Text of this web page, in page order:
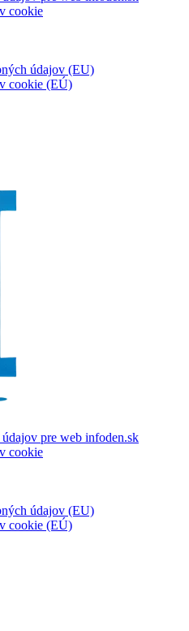
cookie
údajov (EU)
cookie (EÚ)
pre web infoden.sk
cookie
údajov (EU)
cookie (EÚ)